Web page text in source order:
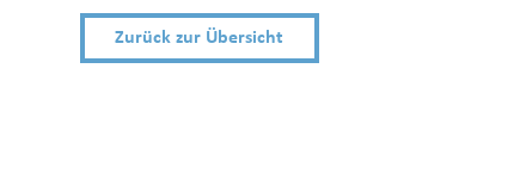
Zurück zur Übersicht